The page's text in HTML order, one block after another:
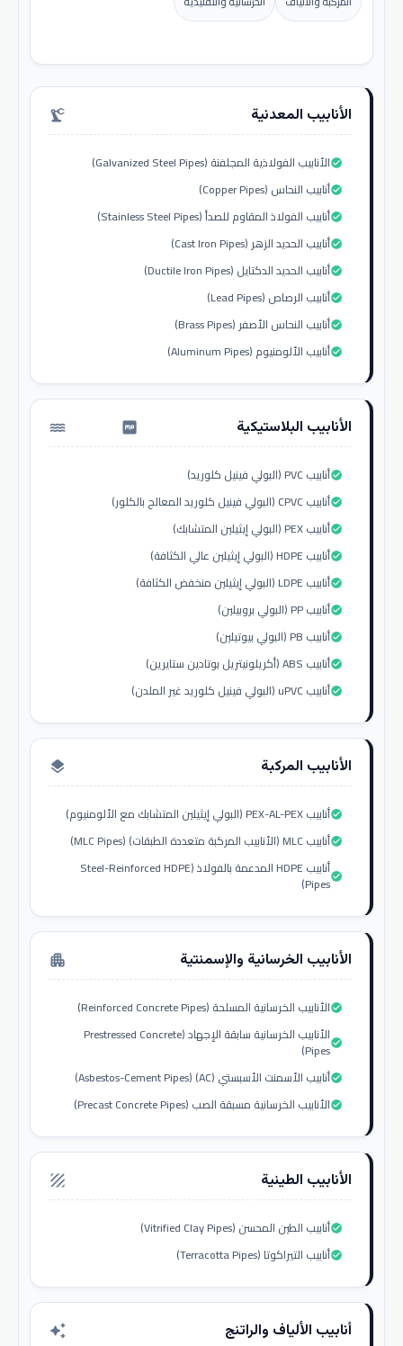
الأنابيب المعدنية precision_manufacturing
الأنابيب الفولاذية المجلفنة (Galvanized Steel Pipes)check_circle
أنابيب النحاس (Copper Pipes)check_circle
أنابيب الفولاذ المقاوم للصدأ (Stainless Steel Pipes)check_circle
أنابيب الحديد الزهر (Cast Iron Pipes)check_circle
أنابيب الحديد الدكتايل (Ductile Iron Pipes)check_circle
أنابيب الرصاص (Lead Pipes)check_circle
أنابيب النحاس الأصفر (Brass Pipes)check_circle
أنابيب الألومنيوم (Aluminum Pipes)check_circle
الأنابيب البلاستيكية water_pump
أنابيب PVC (البولي فينيل كلوريد)check_circle
أنابيب CPVC (البولي فينيل كلوريد المعالج بالكلور)check_circle
أنابيب PEX (البولي إيثيلين المتشابك)check_circle
أنابيب HDPE (البولي إيثيلين عالي الكثافة)check_circle
أنابيب LDPE (البولي إيثيلين منخفض الكثافة)check_circle
أنابيب PP (البولي بروبيلين)check_circle
أنابيب PB (البولي بيوتيلين)check_circle
أنابيب ABS (أكريلونيتريل بوتادين ستايرين)check_circle
أنابيب uPVC (البولي فينيل كلوريد غير الملدن)check_circle
الأنابيب المركبة layers
أنابيب PEX-AL-PEX (البولي إيثيلين المتشابك مع الألومنيوم)check_circle
أنابيب MLC (الأنابيب المركبة متعددة الطبقات) (MLC Pipes)check_circle
أنابيب HDPE المدعمة بالفولاذ (Steel-Reinforced HDPE
Pipes)check_circle
الأنابيب الخرسانية والإسمنتية apartment
الأنابيب الخرسانية المسلحة (Reinforced Concrete Pipes)check_circle
الأنابيب الخرسانية سابقة الإجهاد (Prestressed Concrete
Pipes)check_circle
أنابيب الأسمنت الأسبستي (AC) (Asbestos-Cement Pipes)check_circle
الأنابيب الخرسانية مسبقة الصب (Precast Concrete Pipes)check_circle
الأنابيب الطينية texture
أنابيب الطين المحسن (Vitrified Clay Pipes)check_circle
أنابيب التيراكوتا (Terracotta Pipes)check_circle
أنابيب الألياف والراتنج auto_awesome